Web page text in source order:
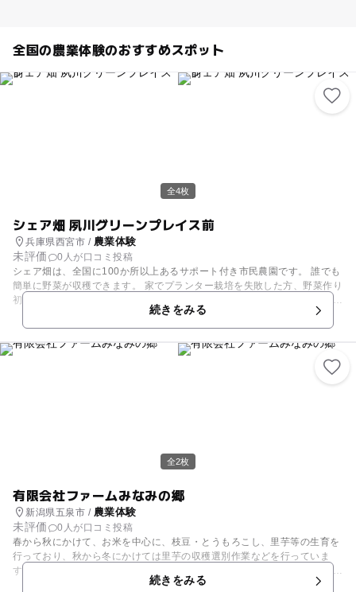
全国の農業体験のおすすめスポット
全4枚
シェア畑 夙川グリーンプレイス前
兵庫県西宮市 / 農業体験
未評価
0人が口コミ投稿
シェア畑は、全国に100か所以上あるサポート付き市民農園です。 誰でも
簡単に野菜が収穫できます。 家でプランター栽培を失敗した方、野菜作り
初めての方、心配いりません。 知識豊かな菜園アドバイザーがあなたの野
菜作りを全面サポートします。 畑で野菜作りなんて大変そうと思われる方
もたくさんいますが、実際はプランターより簡単に、たくさん収穫するこ
とができます。 基本は週1回程度、お時間ある時に畑に来ていただければ
OK！ しかも、シェア畑には道具や苗・種など野菜作りに必要なものはす
は15分程度 オンライン説明会のご予約は下記URLよりアクセスお願いた
&utm_medium=mail&utm_campaign=nouen
続きをみる
全2枚
有限会社ファームみなみの郷
新潟県五泉市 / 農業体験
未評価
0人が口コミ投稿
春から秋にかけて、お米を中心に、枝豆・とうもろこし、里芋等の生育を
行っており、秋から冬にかけては里芋の収穫選別作業などを行っていま
す。 収穫期に農業体験のイベントをワンデイで開催していますが、その
時々でできる農業体験は随時受け付けています。 お気軽にお問合せ下さ
続きをみる